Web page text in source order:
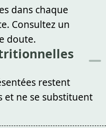
dans chaque
Consultez un
doute.
restent
ne se substituent